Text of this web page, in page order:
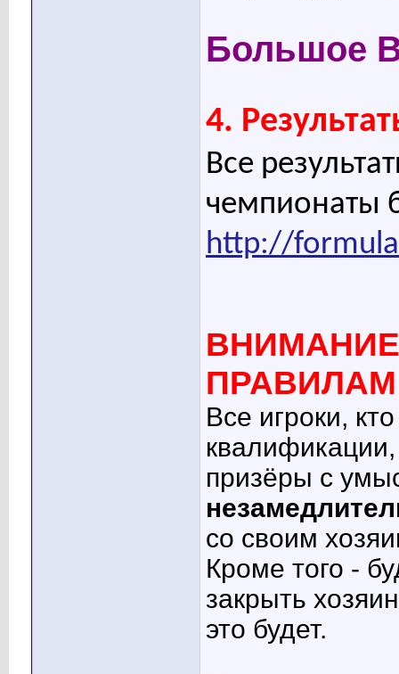
Большое
4.
Все
чемпионаты
http://
Все игроки,
призёры с
со своим
Кроме того -
закрыть
это будет.